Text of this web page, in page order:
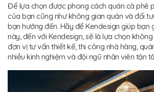
Để lựa chọn được phong cách quán cà phê
của bạn cũng như không gian quán và đối
bạn hướng đến. Hãy để Kendesign giúp bạn
này, đến với Kendesign, sẽ là lựa chọn
đơn vị tư vấn thiết kế, thi công nhà hàng,
nhiều kinh nghiệm và đội ngũ nhân viên tận